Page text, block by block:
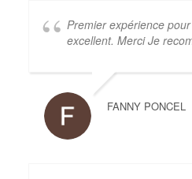
Premier expérience
excellent. Merci Je
FANNY PONCEL